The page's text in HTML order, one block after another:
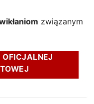
związanym
OFICJALNEJ